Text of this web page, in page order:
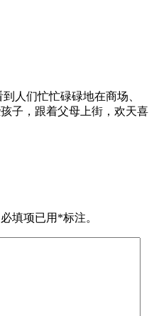
人们忙忙碌碌地在商场、
子，跟着父母上街，欢天喜
必填项已用 *标注。